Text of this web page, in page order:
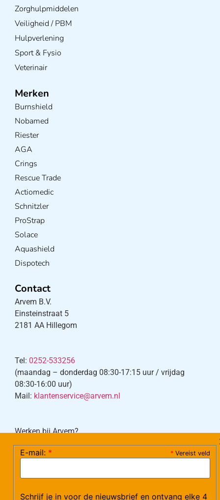
Zorghulpmiddelen
Veiligheid / PBM
Hulpverlening
Sport & Fysio
Veterinair
Merken
Burnshield
Nobamed
Riester
AGA
Crings
Rescue Trade
Actiomedic
Schnitzler
ProStrap
Solace
Aquashield
Dispotech
Contact
Arvem B.V.
Einsteinstraat 5
2181 AA Hillegom
Tel: 0252-533256
(maandag – donderdag 08:30-17:15 uur / vrijdag
08:30-16:00 uur)
Mail: klantenservice@arvem.nl
Werken bij Arvem?
* Vereist veld
E-mail: *
Schrijf je in voor de nieuwsbrief en ontvang elke 4